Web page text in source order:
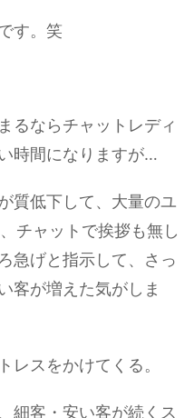
す。笑
るならチャットレディ
時間になりますが…
質低下して、大量のユ
チャットで挨拶も無し
急げと指示して、さっ
客が増えた気がしま
レスをかけてくる。
細客・安い客が続くス